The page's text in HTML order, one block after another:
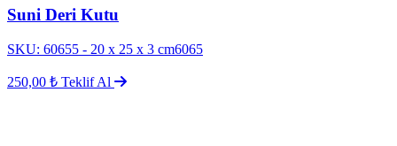
Suni Deri Kutu
SKU: 60655 - 20 x 25 x 3 cm6065
250,00 ₺ Teklif Al